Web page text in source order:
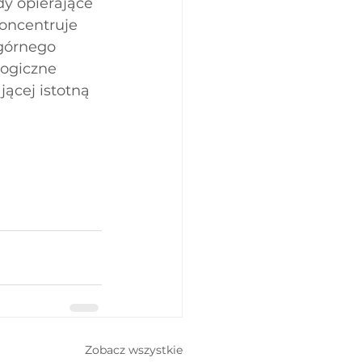
istotną
Zobacz wszystkie